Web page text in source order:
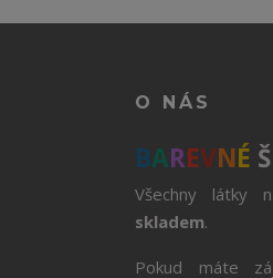
O NÁS
BAREVNÉ
Všechny látky
skladem.
Pokud máte